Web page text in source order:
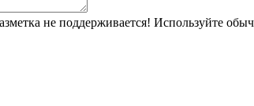
не поддерживается! Используйте